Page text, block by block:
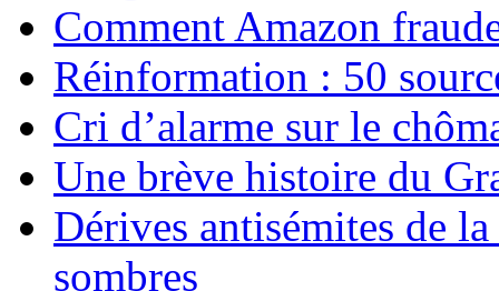
Comment Amazon
Réinformation : 50
Cri d’alarme sur le
Une brève histoire du
Dérives antisémites de
sombres